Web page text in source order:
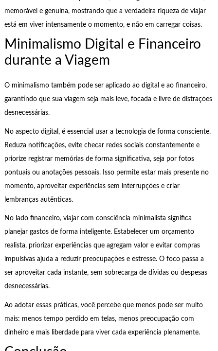
memorável e genuína, mostrando que a verdadeira riqueza de viajar
está em viver intensamente o momento, e não em carregar coisas.
Minimalismo Digital e Financeiro
durante a Viagem
O minimalismo também pode ser aplicado ao digital e ao financeiro,
garantindo que sua viagem seja mais leve, focada e livre de distrações
desnecessárias.
No aspecto digital, é essencial usar a tecnologia de forma consciente.
Reduza notificações, evite checar redes sociais constantemente e
priorize registrar memórias de forma significativa, seja por fotos
pontuais ou anotações pessoais. Isso permite estar mais presente no
momento, aproveitar experiências sem interrupções e criar
lembranças autênticas.
No lado financeiro, viajar com consciência minimalista significa
planejar gastos de forma inteligente. Estabelecer um orçamento
realista, priorizar experiências que agregam valor e evitar compras
impulsivas ajuda a reduzir preocupações e estresse. O foco passa a
ser aproveitar cada instante, sem sobrecarga de dívidas ou despesas
desnecessárias.
Ao adotar essas práticas, você percebe que menos pode ser muito
mais: menos tempo perdido em telas, menos preocupação com
dinheiro e mais liberdade para viver cada experiência plenamente.